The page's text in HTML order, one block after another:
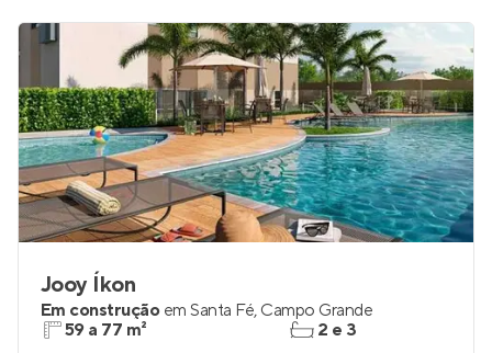
Jooy Íkon
Em construção em Santa Fé, Campo Grande
59 a 77 m²
2 e 3